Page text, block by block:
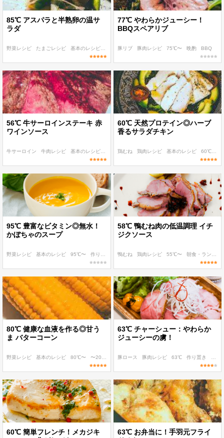
85℃ アスパラと半熟卵の温サ
ラダ
野菜レシピ たまごレシピ 基本のレシピ 85℃〜 〜100 kcal
77℃ やわらかジューシー！
BBQスペアリブ
豚リブ 豚肉レシピ 75℃〜 晩酌 BBQ
56℃ 牛サーロインステーキ 赤
ワインソース
牛サーロイン 牛肉レシピ 基本のレシピ 55℃〜 401 kcal〜
60℃ 天然プロテイン◎ハーブ
香るサラダチキン
鶏むね 鶏肉レシピ 基本のレシピ 60℃〜
95℃ 豊富なビタミン◎無水！
かぼちゃのスープ
野菜レシピ 基本のレシピ 95℃〜 作り置き ダイエット
58℃ 鴨むね肉の低温調理 イチ
ジクソース
鴨むね 鶏肉レシピ 55℃〜 朝食・ランチ
80℃ 健康な血液を作る◎甘う
ま バターコーン
野菜レシピ 基本のレシピ 80℃〜 〜200 kcal 〜300 kcal
63℃ チャーシュー：やわらか
ジューシーの虜！
豚ロース 豚肉レシピ 63℃ 作り置き
60℃ 簡単フレンチ！メカジキ
63℃ お弁当に！手羽元フライ